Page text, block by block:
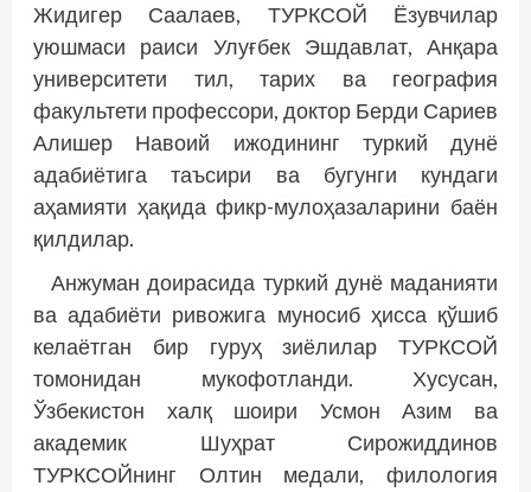
Жидигер Саалаев, ТУРКСОЙ Ёзувчилар
уюшмаси раиси Улуғбек Эшдавлат, Анқара
университети тил, тарих ва география
факультети профессори, доктор Берди Сариев
Алишер Навоий ижодининг туркий дунё
адабиётига таъсири ва бугунги кундаги
аҳамияти ҳақида фикр-мулоҳазаларини баён
қилдилар.
Анжуман доирасида туркий дунё маданияти
ва адабиёти ривожига муносиб ҳисса қўшиб
келаётган бир гуруҳ зиёлилар ТУРКСОЙ
томонидан мукофотланди. Хусусан,
Ўзбекистон халқ шоири Усмон Азим ва
академик Шуҳрат Сирожиддинов
ТУРКСОЙнинг Олтин медали, филология